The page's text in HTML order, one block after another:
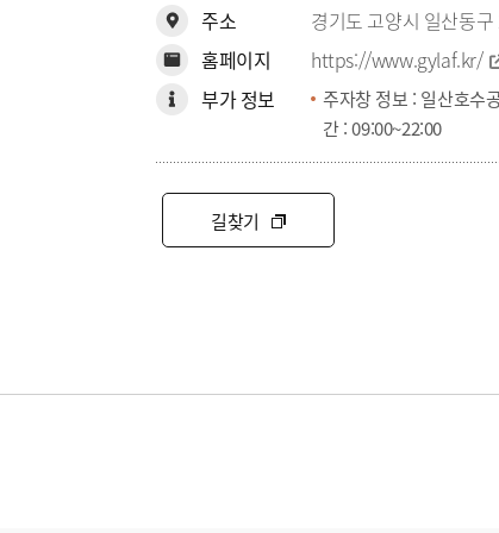
주소
경기도 고양시 일산동
홈페이지
https://www.gylaf.kr/
부가 정보
주자창 정보 : 일산호수
간 : 09:00~22:00
길찾기